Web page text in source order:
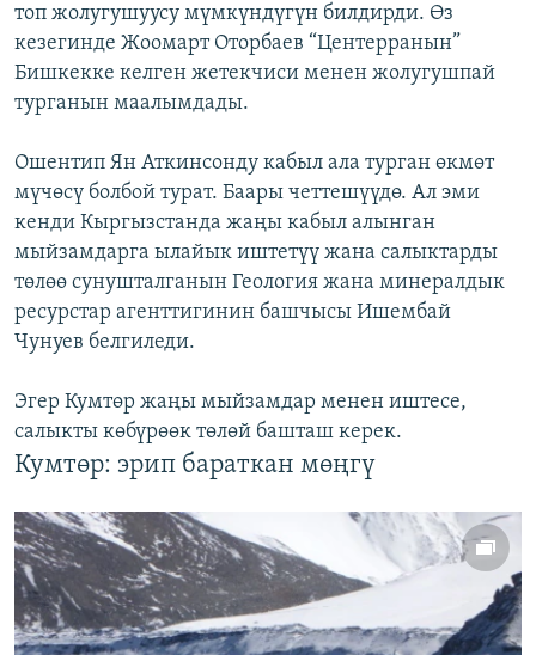
топ жолугушуусу мүмкүндүгүн билдирди. Өз
кезегинде Жоомарт Оторбаев “Центерранын”
Бишкекке келген жетекчиси менен жолугушпай
турганын маалымдады.
Ошентип Ян Аткинсонду кабыл ала турган өкмөт
мүчөсү болбой турат. Баары четтешүүдө. Ал эми
кенди Кыргызстанда жаңы кабыл алынган
мыйзамдарга ылайык иштетүү жана салыктарды
төлөө сунушталганын Геология жана минералдык
ресурстар агенттигинин башчысы Ишембай
Чунуев белгиледи.
Эгер Кумтөр жаңы мыйзамдар менен иштесе,
салыкты көбүрөөк төлөй башташ керек.
Кумтөр: эрип бараткан мөңгү